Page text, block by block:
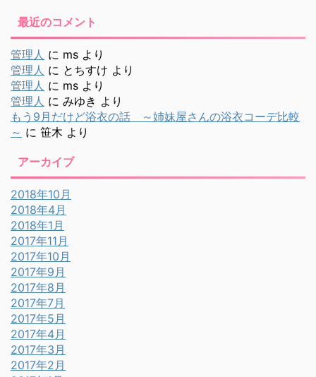
最近のコメント
管理人 に ms より
管理人 に とちすけ より
管理人 に ms より
管理人 に みゆき より
もう9月だけど浴衣の話 ～姉妹屋さんの浴衣コーデ比較
～ に 笹木 より
アーカイブ
2018年10月
2018年4月
2018年1月
2017年11月
2017年10月
2017年9月
2017年8月
2017年7月
2017年5月
2017年4月
2017年3月
2017年2月